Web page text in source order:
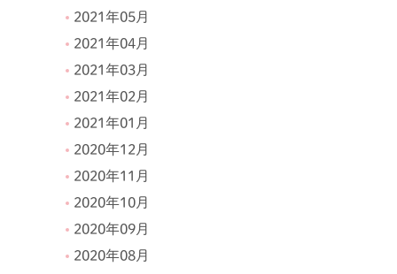
2021年05月
2021年04月
2021年03月
2021年02月
2021年01月
2020年12月
2020年11月
2020年10月
2020年09月
2020年08月